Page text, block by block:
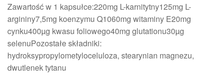
Zawartość w 1 kapsułce:220mg L-karnitytny125mg L-
argininy7,5mg koenzymu Q1060mg witaminy E20mg
cynku400µg kwasu foliowego40mg glutationu30µg
selenuPozostałe składniki:
hydroksypropylometyloceluloza, stearynian magnezu,
dwutlenek tytanu